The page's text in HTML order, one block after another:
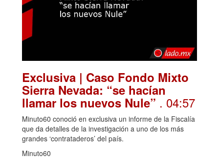
Exclusiva | Caso Fondo Mixto
Sierra Nevada: “se hacían
llamar los nuevos Nule” . 04:57
Minuto60 conoció en exclusiva un informe de la Fiscalía
que da detalles de la investigación a uno de los más
grandes ‘contrataderos’ del país.
Minuto60